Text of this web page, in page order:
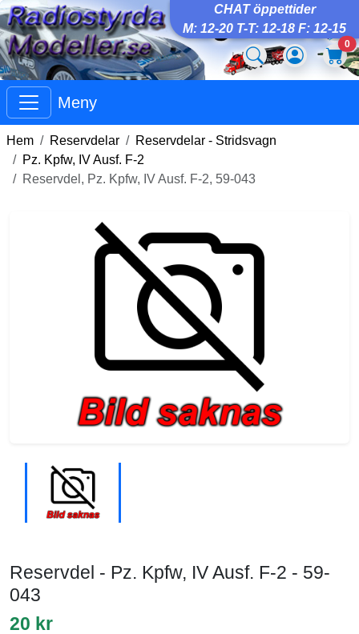
CHAT öppettider
M: 12-20 T-T: 12-18 F: 12-15
0
Meny
Hem Reservdelar
Reservdelar - Stridsvagn
Pz. Kpfw, IV Ausf. F-2
Reservdel, Pz. Kpfw, IV Ausf. F-2, 59-043
Reservdel - Pz. Kpfw, IV Ausf. F-2 - 59-
043
20 kr